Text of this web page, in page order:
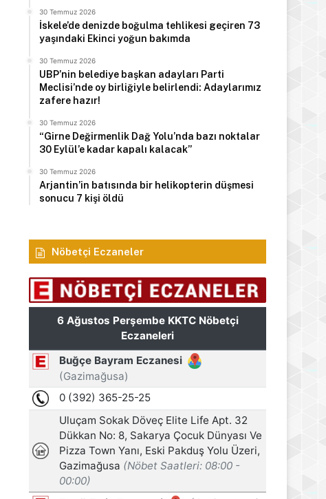
30 Temmuz 2026
İskele’de denizde boğulma tehlikesi geçiren 73
yaşındaki Ekinci yoğun bakımda
30 Temmuz 2026
UBP’nin belediye başkan adayları Parti
Meclisi’nde oy birliğiyle belirlendi: Adaylarımız
zafere hazır!
30 Temmuz 2026
“Girne Değirmenlik Dağ Yolu’nda bazı noktalar
30 Eylül’e kadar kapalı kalacak”
30 Temmuz 2026
Arjantin’in batısında bir helikopterin düşmesi
sonucu 7 kişi öldü
Nöbetçi Eczaneler